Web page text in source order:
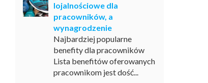
lojalnościowe dla
pracowników, a
wynagrodzenie
Najbardziej popularne
benefity dla pracowników
Lista benefitów oferowanych
pracownikom jest dość...